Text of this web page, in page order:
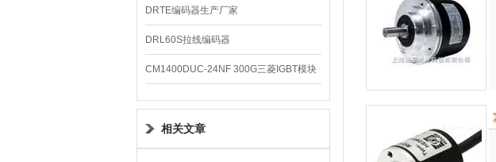
DRTE编码器生产厂家
DRL60S拉线编码器
CM1400DUC-24NF 300G三菱IGBT模块
相关文章